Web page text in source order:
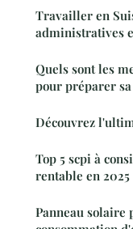
Travailler en
administratives
Quels sont les
pour préparer
Découvrez
Top 5 scpi à
rentable en 2025
Panneau solaire